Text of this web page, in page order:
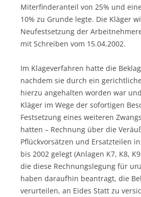
Miterfinderanteil von 25% und
10% zu Grunde legte. Die Kläger
Neufestsetzung der
mit Schreiben vom 15.04.2002.
Im Klageverfahren hatte die
nachdem sie durch ein
hierzu angehalten worden war
Kläger im Wege der sofortigen
Festsetzung eines weiteren
hatten – Rechnung über die
Pflückvorsätzen und Ersatzteilen
bis 2002 gelegt (Anlagen K7, K8,
die diese Rechnungslegung für
haben daraufhin beantragt, die
verurteilen, an Eides Statt zu